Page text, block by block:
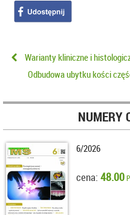
Warianty kliniczne i
Odbudowa ubytku kości
NUMERY
6/2026
cena: 48.00